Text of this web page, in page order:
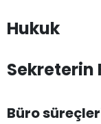
Hukuk
Sekreterin
Büro